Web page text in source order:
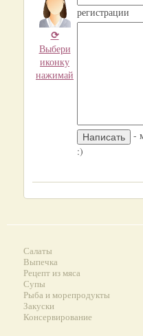
⟳
Выбери
иконку
нажимай
регистрации
-
:)
Салаты
Выпечка
Рецепт из мяса
Супы
Рыба и морепродукты
Закуски
Консервирование